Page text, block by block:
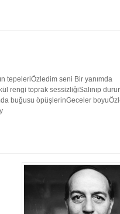
tepeleriÖzledim seni Bir yanımda
rengi toprak sessizliğiSalınıp
buğusu öpüşlerinGeceler